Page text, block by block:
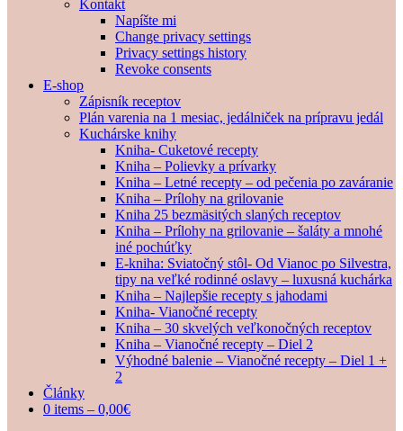
Kontakt
Napíšte mi
Change privacy settings
Privacy settings history
Revoke consents
E-shop
Zápisník receptov
Plán varenia na 1 mesiac, jedálniček na prípravu jedál
Kuchárske knihy
Kniha- Cuketové recepty
Kniha – Polievky a prívarky
Kniha – Letné recepty – od pečenia po zaváranie
Kniha – Prílohy na grilovanie
Kniha 25 bezmäsitých slaných receptov
Kniha – Prílohy na grilovanie – šaláty a mnohé
iné pochúťky
E-kniha: Sviatočný stôl- Od Vianoc po Silvestra,
tipy na veľké rodinné oslavy – luxusná kuchárka
Kniha – Najlepšie recepty s jahodami
Kniha- Vianočné recepty
Kniha – 30 skvelých veľkonočných receptov
Kniha – Vianočné recepty – Diel 2
Výhodné balenie – Vianočné recepty – Diel 1 +
2
Články
0 items – 0,00€